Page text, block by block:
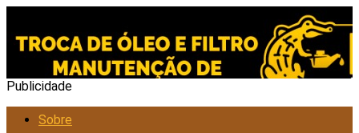
Publicidade
Sobre